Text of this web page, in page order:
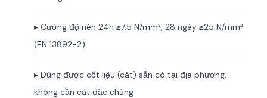
▸ Cường độ nén 24h ≥7.5 N/mm², 28 ngày ≥25 N/mm²
(EN 13892-2)
▸ Dùng được cốt liệu (cát) sẵn có tại địa phương,
không cần cát đặc chủng